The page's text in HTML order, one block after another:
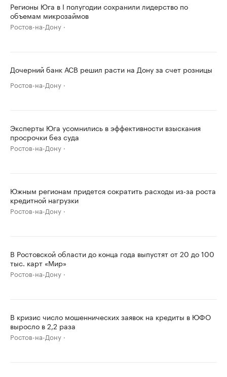
Регионы Юга в I полугодии сохранили лидерство по
объемам микрозаймов
Ростов-на-Дону
Дочерний банк АСВ решил расти на Дону за счет розницы
Ростов-на-Дону
Эксперты Юга усомнились в эффективности взыскания
просрочки без суда
Ростов-на-Дону
Южным регионам придется сократить расходы из-за роста
кредитной нагрузки
Ростов-на-Дону
В Ростовской области до конца года выпустят от 20 до 100
тыс. карт «Мир»
Ростов-на-Дону
В кризис число мошеннических заявок на кредиты в ЮФО
выросло в 2,2 раза
Ростов-на-Дону